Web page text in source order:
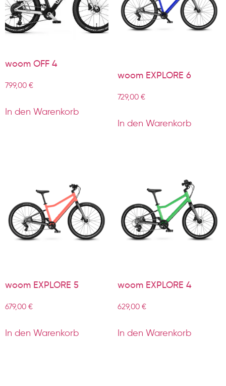
woom OFF 4
799,00 €
In den Warenkorb
woom EXPLORE 6
729,00 €
In den Warenkorb
woom EXPLORE 5
679,00 €
In den Warenkorb
woom EXPLORE 4
629,00 €
In den Warenkorb